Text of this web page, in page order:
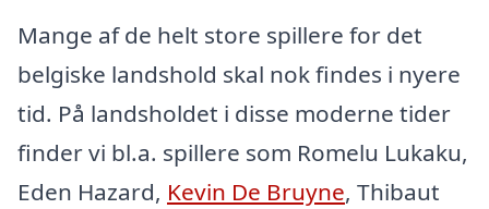
Mange af de helt store spillere for det
belgiske landshold skal nok findes i nyere
tid. På landsholdet i disse moderne tider
finder vi bl.a. spillere som Romelu Lukaku,
Eden Hazard, Kevin De Bruyne, Thibaut